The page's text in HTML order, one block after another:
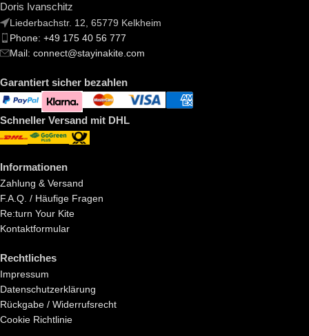
Doris Ivanschitz
Liederbachstr. 12, 65779 Kelkheim
Phone: +49 175 40 56 777
Mail: connect@stayinakite.com
Garantiert sicher bezahlen
Schneller Versand mit DHL
Informationen
Zahlung & Versand
F.A.Q. / Häufige Fragen
Re:turn Your Kite
Kontaktformular
Rechtliches
Impressum
Datenschutzerklärung
Rückgabe / Widerrufsrecht
Cookie Richtlinie